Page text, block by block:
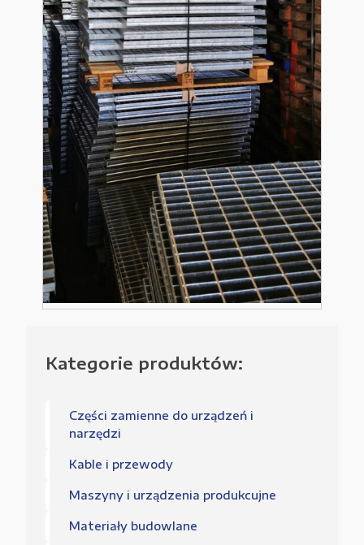
Kategorie produktów:
Części zamienne do urządzeń i
narzędzi
Kable i przewody
Maszyny i urządzenia produkcujne
Materiały budowlane